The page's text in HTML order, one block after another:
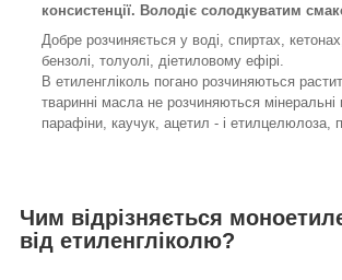
консистенції. Володіє солодкуватим
Добре розчиняється у воді, спиртах,
бензолі, толуолі, діетиловому ефірі.
В етиленгліколь погано розчиняються
тваринні масла не розчиняються
парафіни, каучук, ацетил - і етилцелюлоза,
Чим відрізняється
від етиленгліколю?